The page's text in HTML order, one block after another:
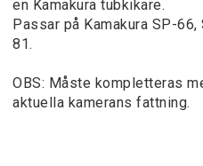
en Kamakura tubkikare.
Passar på Kamakura SP-
81.
OBS: Måste kompletteras
aktuella kamerans fattning.